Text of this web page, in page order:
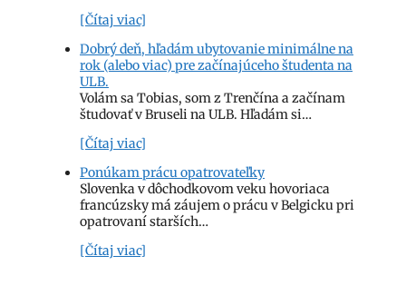
[Čítaj viac]
Dobrý deň, hľadám ubytovanie minimálne na
rok (alebo viac) pre začínajúceho študenta na
ULB.
Volám sa Tobias, som z Trenčína a začínam
študovať v Bruseli na ULB. Hľadám si…
[Čítaj viac]
Ponúkam prácu opatrovateľky
Slovenka v dôchodkovom veku hovoriaca
francúzsky má záujem o prácu v Belgicku pri
opatrovaní starších…
[Čítaj viac]